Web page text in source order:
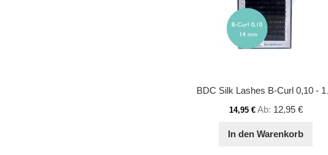
BDC
14,95 € Ab 12,95 €
In den Warenkorb